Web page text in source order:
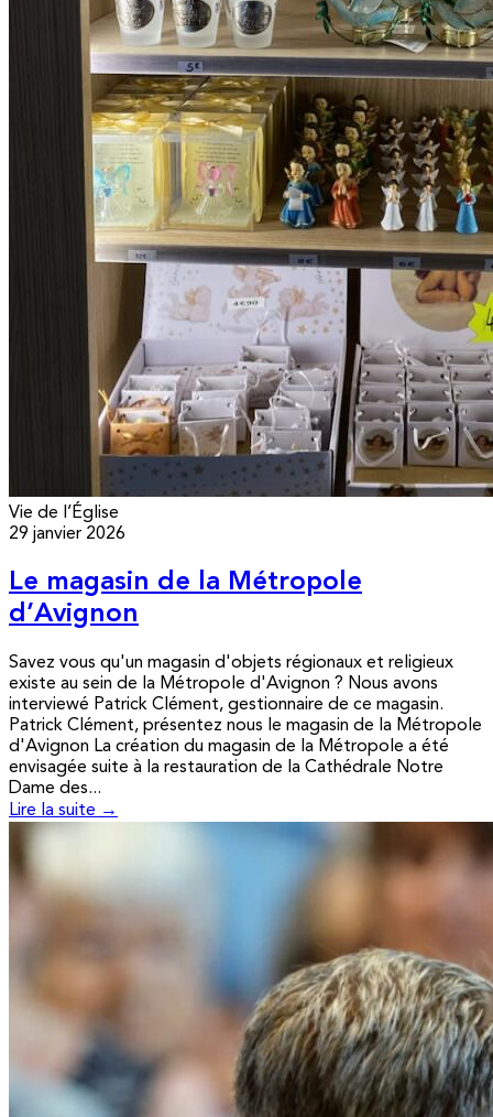
Vie de l’Église
29 janvier 2026
Le magasin de la Métropole
d’Avignon
Savez vous qu'un magasin d'objets régionaux et religieux
existe au sein de la Métropole d'Avignon ? Nous avons
interviewé Patrick Clément, gestionnaire de ce magasin.
Patrick Clément, présentez nous le magasin de la Métropole
d'Avignon La création du magasin de la Métropole a été
envisagée suite à la restauration de la Cathédrale Notre
Dame des...
Lire la suite →